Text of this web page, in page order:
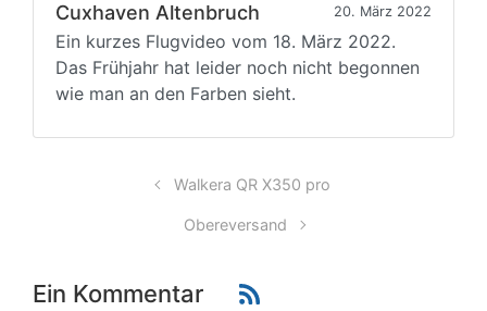
Cuxhaven Altenbruch 20. März 2022
Ein kurzes Flugvideo vom 18. März 2022.
Das Frühjahr hat leider noch nicht begonnen
wie man an den Farben sieht.
Walkera QR X350 pro
Obereversand
Ein Kommentar